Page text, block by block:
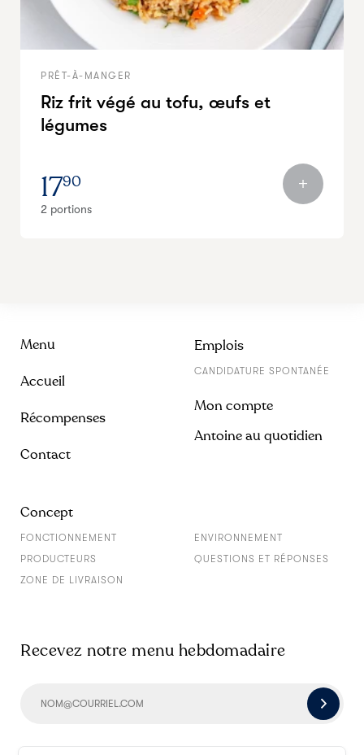
PRÊT-À-MANGER
Riz frit végé au tofu, œufs et
légumes
1790
2 portions
Menu
Accueil
Récompenses
Contact
Emplois
CANDIDATURE SPONTANÉE
Mon compte
Antoine au quotidien
Concept
FONCTIONNEMENT
ENVIRONNEMENT
PRODUCTEURS
QUESTIONS ET RÉPONSES
ZONE DE LIVRAISON
Recevez notre menu hebdomadaire